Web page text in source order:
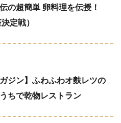
の超簡単 卵料理を伝授！
定戦）
ガジン】ふわふわオ麩レツの
ちで乾物レストラン